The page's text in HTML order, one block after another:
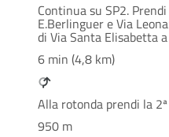
Continua su SP2.
E.Berlinguer e Via
di Via Santa Elisabetta
6 min (4,8 km)
Alla rotonda prendi la
950 m